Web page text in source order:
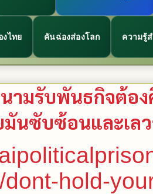
งไทย คันฉ่องส่องโลก ความรู้
ามรับพันธกิจต้อ
มันซับซ้อนและเล
dont-hold-